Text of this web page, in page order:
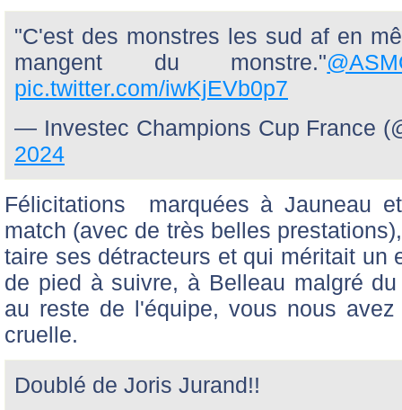
"C'est des monstres les sud af en
mangent du monstre."
pic.twitter.com/iwKjEVb0p7
— Investec Champions Cup France
2024
Félicitations marquées à Jauneau
match (avec de très belles
taire ses détracteurs et qui méritait un
de pied à suivre, à Belleau malgré
au reste de l'équipe, vous nous
cruelle.
Doublé de Joris Jurand!!